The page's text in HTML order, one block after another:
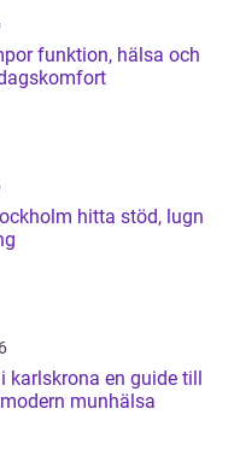
och
stöd, lugn
en guide till
munhälsa